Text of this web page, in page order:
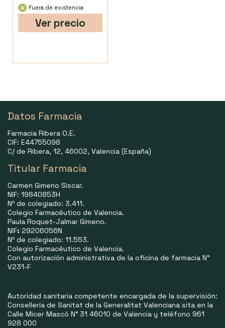
Fuera de existencia
Ver precio
Datos Farmacia
Farmacia Ribera O.E.
CIF: E44755098
C/ de Ribera, 12, 46002, Valencia (España)
Titular Farmacia
Carmen Gimeno Siscar.
NIF: 19840853H
Nº de colegiado: 3.411.
Colegio Farmacéutico de Valencia.
Paula Roquet-Jalmar Gimeno.
NIF: 29206056N
Nº de colegiado: 11.553.
Colegio Farmacéutico de Valencia.
Con autorización administrativa de la oficina de farmacia N°
V231-F
Autoridad sanitaria competente encargada de la supervisión:
Consellería de Sanitat de la Generalitat Valenciana sita en la
Calle Micer Mascó N° 31 46010 de Valencia y teléfono 961
928 000